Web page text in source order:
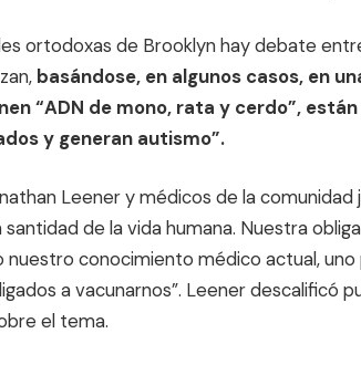
ortodoxas de Brooklyn hay debate
basándose, en algunos casos, en
“ADN de mono, rata y cerdo”,
y generan autismo”.
Leener y médicos de la comunidad
santidad de la vida humana. Nuestra
nuestro conocimiento médico actual,
a vacunarnos”. Leener descalificó
el tema.